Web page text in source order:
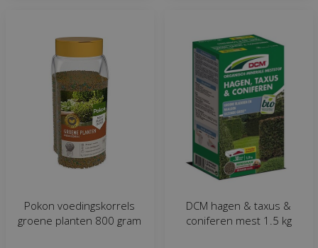
Pokon voedingskorrels
groene planten 800 gram
DCM hagen & taxus &
coniferen mest 1.5 kg